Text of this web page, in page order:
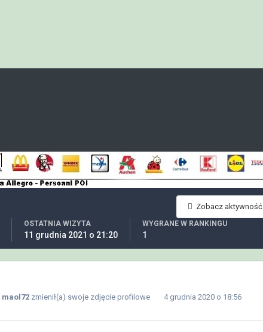
Zobacz aktywność
OSTATNIA WIZYTA
11 grudnia 2021 o 21:20
WYGRANE W RANKINGU
1
maol72zmienił(a) swoje zdjęcie profilowe 4 grudnia 2020 o 18:56